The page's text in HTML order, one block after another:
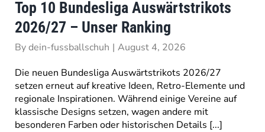
Top 10 Bundesliga Auswärtstrikots
2026/27 – Unser Ranking
Bydein-fussballschuh | August 4, 2026
Die neuen Bundesliga Auswärtstrikots 2026/27
setzen erneut auf kreative Ideen, Retro-Elemente und
regionale Inspirationen. Während einige Vereine auf
klassische Designs setzen, wagen andere mit
besonderen Farben oder historischen Details [...]